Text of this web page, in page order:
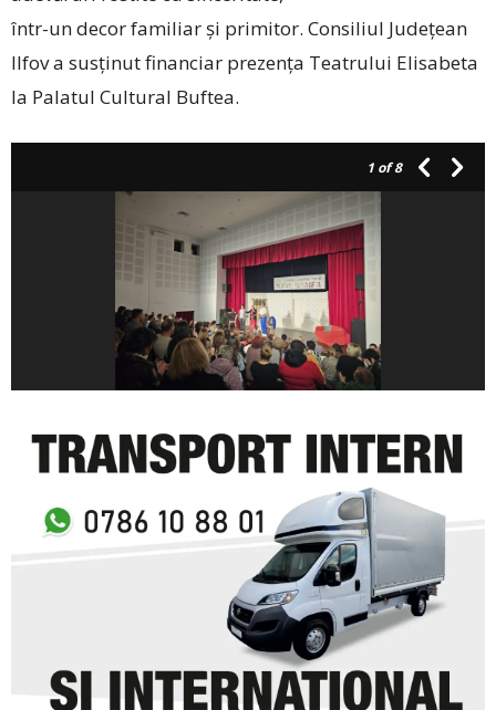
într-un decor familiar și primitor. Consiliul Județean
Ilfov a susținut financiar prezența Teatrului Elisabeta
la Palatul Cultural Buftea.
1 of 8